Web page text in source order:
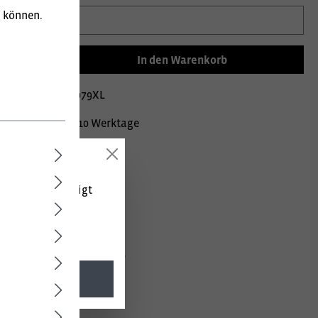
In den Warenkorb
020002122079XL
Lieferzeit ca. 10 Werktage
Baumwolle, 290g/m².
(netto) angezeigt